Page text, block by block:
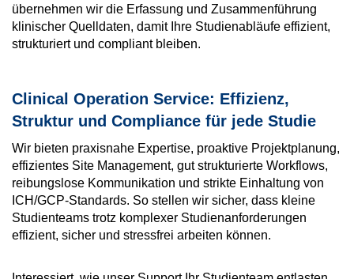
übernehmen wir die Erfassung und Zusammenführung
klinischer Quelldaten, damit Ihre Studienabläufe effizient,
strukturiert und compliant bleiben.
Clinical Operation Service: Effizienz,
Struktur und Compliance für jede Studie
Wir bieten praxisnahe Expertise, proaktive Projektplanung,
effizientes Site Management, gut strukturierte Workflows,
reibungslose Kommunikation und strikte Einhaltung von
ICH/GCP-Standards. So stellen wir sicher, dass kleine
Studienteams trotz komplexer Studienanforderungen
effizient, sicher und stressfrei arbeiten können.